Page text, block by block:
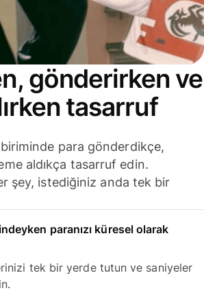
gönderirken ve
tasarruf
para gönderdikçe,
aldıkça tasarruf edin.
şey, istediğiniz anda tek bir
paranızı küresel olarak
tek bir yerde tutun ve saniyeler